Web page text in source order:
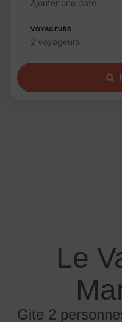
Ajouter une date
VOYAGEURS
2 voyageurs
Le
Gite 2